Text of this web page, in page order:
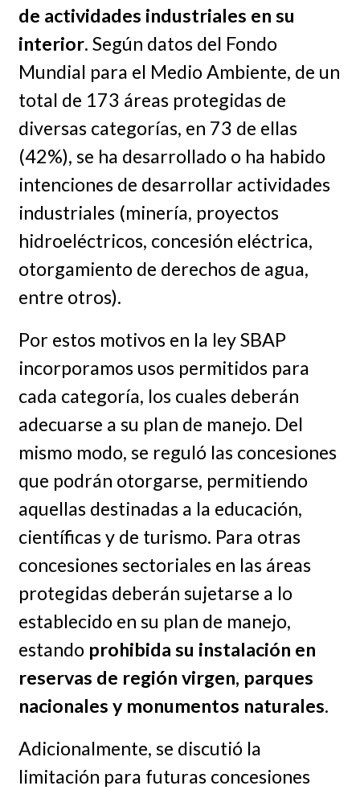
de actividades industriales en su
interior. Según datos del Fondo
Mundial para el Medio Ambiente, de un
total de 173 áreas protegidas de
diversas categorías, en 73 de ellas
(42%), se ha desarrollado o ha habido
intenciones de desarrollar actividades
industriales (minería, proyectos
hidroeléctricos, concesión eléctrica,
otorgamiento de derechos de agua,
entre otros).
Por estos motivos en la ley SBAP
incorporamos usos permitidos para
cada categoría, los cuales deberán
adecuarse a su plan de manejo. Del
mismo modo, se reguló las concesiones
que podrán otorgarse, permitiendo
aquellas destinadas a la educación,
científicas y de turismo. Para otras
concesiones sectoriales en las áreas
protegidas deberán sujetarse a lo
establecido en su plan de manejo,
estando prohibida su instalación en
reservas de región virgen, parques
nacionales y monumentos naturales.
Adicionalmente, se discutió la
limitación para futuras concesiones